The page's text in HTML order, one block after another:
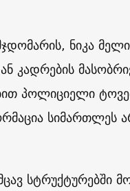
ნიკა
კადრების
პოლიციელი
სიმართლეს
სტრუქტურებში